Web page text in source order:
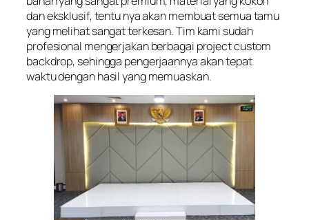
dan eksklusif, tentu nya akan membuat semua tamu
yang melihat sangat terkesan. Tim kami sudah
profesional mengerjakan berbagai project custom
backdrop, sehingga pengerjaannya akan tepat
waktu dengan hasil yang memuaskan.